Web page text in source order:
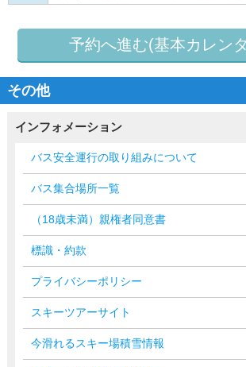
予約へ進む(基本カレン
その他
インフォメーション
バス安全運行の取り組みについて
バス集合場所一覧
（18歳未満）親権者同意書
標識・約款
プライバシーポリシー
スキーツアーサイト
今滑れるスキー場積雪情報